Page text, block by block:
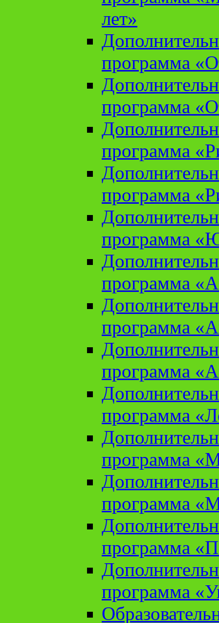
лет»
программа
программа
программа
программа
программа
программа
программа
программа
программа
программа
программа
программа
программа